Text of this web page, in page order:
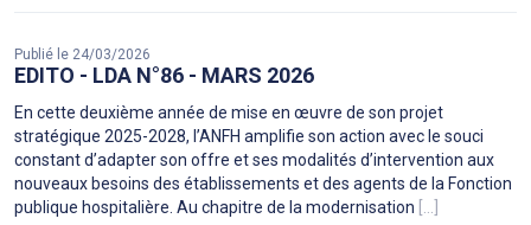
Publié le 24/03/2026
EDITO - LDA N°86 - MARS 2026
En cette deuxième année de mise en œuvre de son projet
stratégique 2025-2028, l’ANFH amplifie son action avec le souci
constant d’adapter son offre et ses modalités d’intervention aux
nouveaux besoins des établissements et des agents de la Fonction
publique hospitalière. Au chapitre de la modernisation [...]